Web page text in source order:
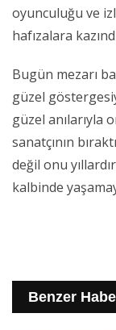
oyunculuğu ve
hafızalara
Bugün mezarı
güzel
güzel anılarıyla
sanatçının
değil onu
kalbinde
Benzer